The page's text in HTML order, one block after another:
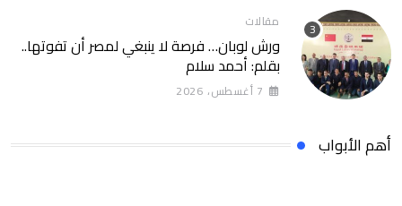
مقالات
ورش لوبان… فرصة لا ينبغي لمصر أن تفوتها..
بقلم: أحمد سلام
7 أغسطس، 2026
أهم الأبواب